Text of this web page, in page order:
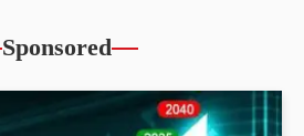
Sponsored